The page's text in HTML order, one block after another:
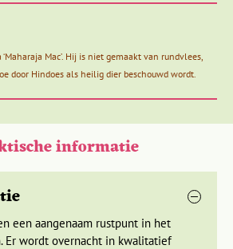
onbereikbare liefdes en onrust.
Mac’. Hij is niet gemaakt van rundvlees,
door Hindoes als heilig dier beschouwd wordt.
informatie
een aangenaam rustpunt in het
Er wordt overnacht in kwalitatief